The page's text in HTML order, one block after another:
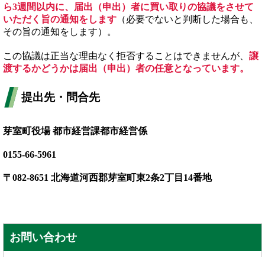
ら3週間以内に、届出（申出）者に買い取りの協議をさせて
いただく旨の通知をします （必要でないと判断した場合も、
その旨の通知をします）。
この協議は正当な理由なく拒否することはできませんが、 譲
渡するかどうかは届出（申出）者の任意となっています。
提出先・問合先
芽室町役場 都市経営課都市経営係
0155-66-5961
〒082-8651 北海道河西郡芽室町東2条2丁目14番地
お問い合わせ